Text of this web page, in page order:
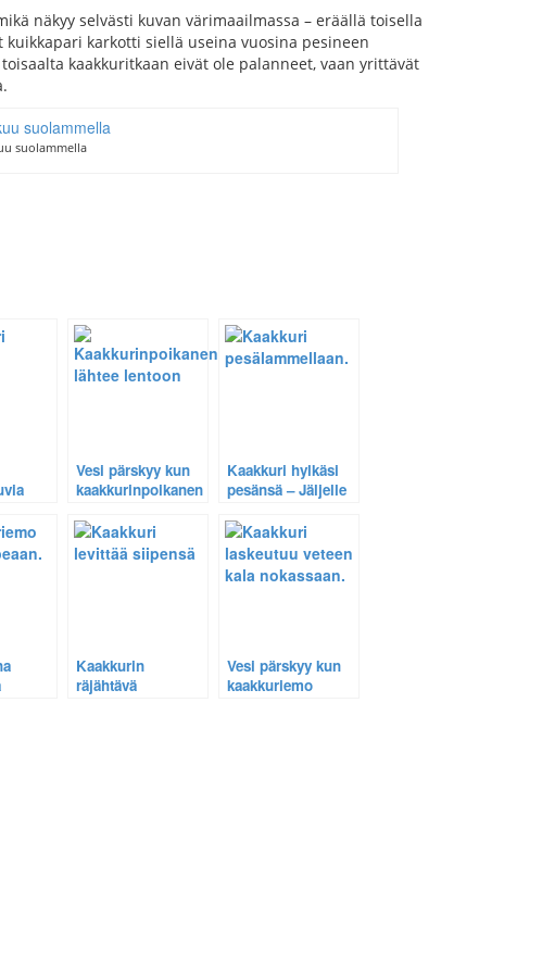
näkyy selvästi kuvan värimaailmassa – eräällä toisella
karkotti siellä useina vuosina pesineen
kaakkuritkaan eivät ole palanneet, vaan yrittävät
suolammella
Vesi pärskyy kun
kaakkurinpoikanen
Kaakkuri hylkäsi
pesänsä – Jäljelle
saappaanjäljet.
Kaakkurin
räjähtävä
Vesi pärskyy kun
kaakkuriemo